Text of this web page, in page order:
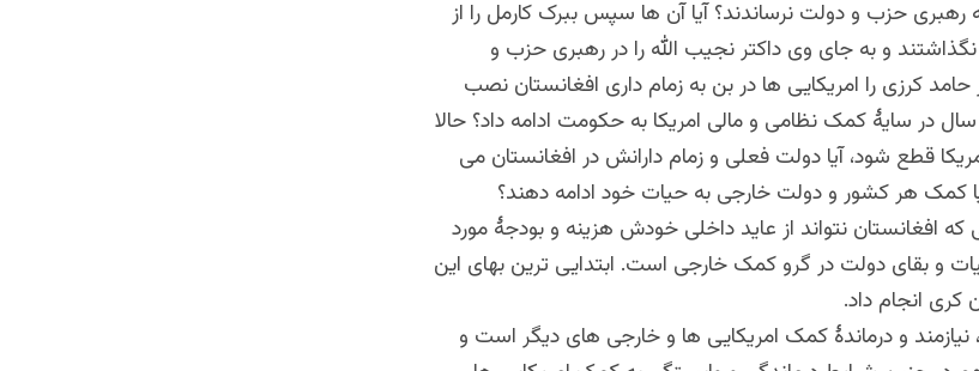
رهبری حزب و دولت نرساندند؟ آیا آن ها سپس ببرک کارمل را از
و به جای وی داکتر نجیب الله را در رهبری حزب و
کرزی را امریکایی ها در بن به زمام داری افغانستان نصب
در سایۀ کمک نظامی و مالی امریکا به حکومت ادامه داد؟ حالا
قطع شود، آیا دولت فعلی و زمام دارانش در افغانستان می
کمک هر کشور و دولت خارجی به حیات خود ادامه دهند؟
افغانستان نتواند از عاید داخلی خودش هزینه و بودجۀ مورد
و بقای دولت در گرو کمک خارجی است. ابتدایی ترین بهای این
انجام داد.
و درماندۀ کمک امریکایی ها و خارجی های دیگر است و